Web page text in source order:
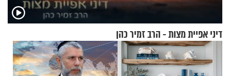
דיני אפיית מצות - הרב זמיר כהן